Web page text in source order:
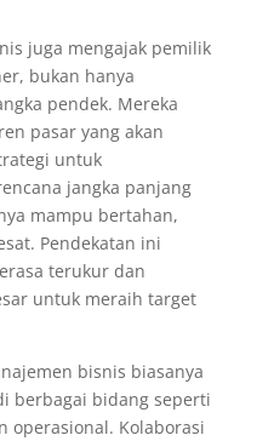
juga mengajak pemilik
bukan hanya
pendek. Mereka
pasar yang akan
untuk
jangka panjang
mampu bertahan,
Pendekatan ini
terukur dan
untuk meraih target
bisnis biasanya
berbagai bidang seperti
operasional. Kolaborasi